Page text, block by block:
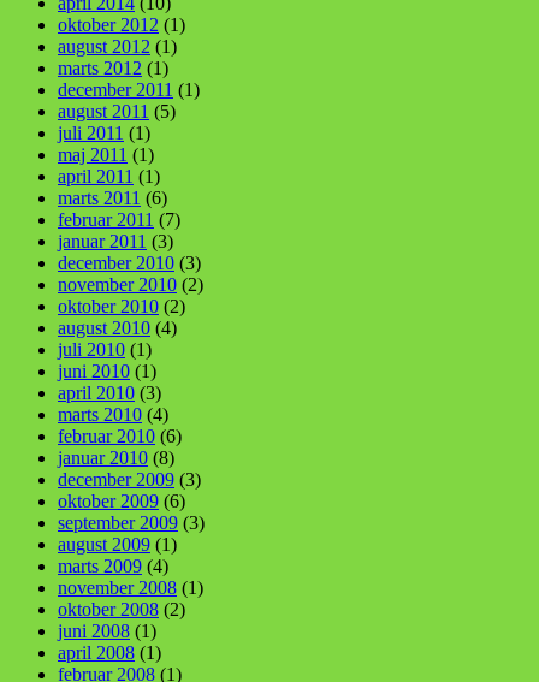
oktober 2012 (1)
august 2012 (1)
marts 2012 (1)
december 2011 (1)
august 2011 (5)
juli 2011 (1)
maj 2011 (1)
april 2011 (1)
marts 2011 (6)
februar 2011 (7)
januar 2011 (3)
december 2010 (3)
november 2010 (2)
oktober 2010 (2)
august 2010 (4)
juli 2010 (1)
juni 2010 (1)
april 2010 (3)
marts 2010 (4)
februar 2010 (6)
januar 2010 (8)
december 2009 (3)
oktober 2009 (6)
september 2009 (3)
august 2009 (1)
marts 2009 (4)
november 2008 (1)
oktober 2008 (2)
juni 2008 (1)
april 2008 (1)
februar 2008 (1)